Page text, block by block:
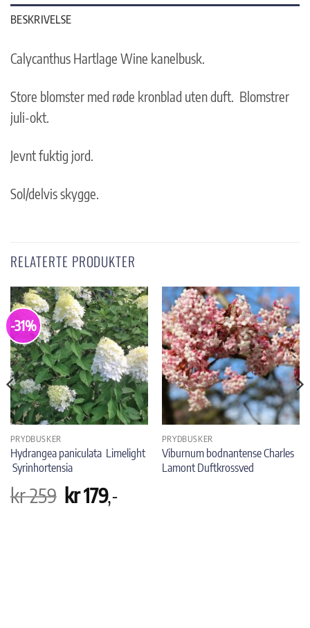
BESKRIVELSE
Calycanthus Hartlage Wine kanelbusk.
Store blomster med røde kronblad uten duft. Blomstrer
juli-okt.
Jevnt fuktig jord.
Sol/delvis skygge.
RELATERTE PRODUKTER
-31%
PRYDBUSKER
Hydrangea paniculata Limelight
Syrinhortensia
kr259
Opprinnelig
pris
var:
kr179pris
er:
,-
PRYDBUSKER
Viburnum bodnantense Charles
Lamont Duftkrossved